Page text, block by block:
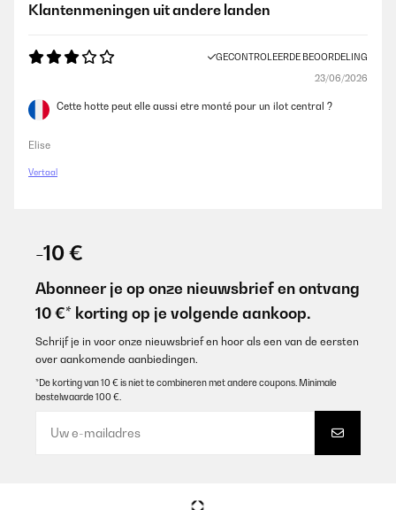
Klantenmeningen uit andere landen
GECONTROLEERDE BEOORDELING
23/06/2026
Cette hotte peut elle aussi etre monté pour un ilot central ?
Elise
Vertaal
-10 €
Abonneer je op onze nieuwsbrief en ontvang
10 €* korting op je volgende aankoop.
Schrijf je in voor onze nieuwsbrief en hoor als een van de eersten
over aankomende aanbiedingen.
*De korting van 10 € is niet te combineren met andere coupons. Minimale
bestelwaarde 100 €.